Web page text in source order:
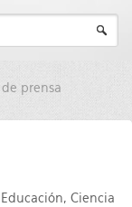
de prensa
Ciencia